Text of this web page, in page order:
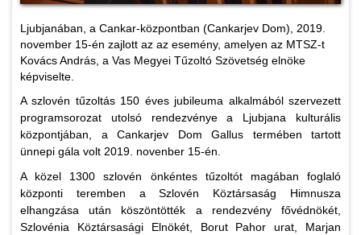
Ljubjanában, a Cankar-központban (Cankarjev Dom), 2019.
november 15-én zajlott az az esemény, amelyen az MTSZ-t
Kovács András, a Vas Megyei Tűzoltó Szövetség elnöke
képviselte.
A szlovén tűzoltás 150 éves jubileuma alkalmából szervezett
programsorozat utolsó rendezvénye a Ljubjana kulturális
központjában, a Cankarjev Dom Gallus termében tartott
ünnepi gála volt 2019. novenber 15-én.
A közel 1300 szlovén önkéntes tűzoltót magában foglaló
központi teremben a Szlovén Köztársaság Himnusza
elhangzása után köszöntötték a rendezvény fővédnökét,
Szlovénia Köztársasági Elnökét, Borut Pahor urat, Marjan